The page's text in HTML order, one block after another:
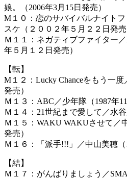
娘。（2006年3月15日発売）
M１０：恋のサバイバルナイト
スケ（２００２年５月２２日発売
Ｍ１１：ネガティブファイター／
年５月１２日発売）
【転】
M１２：Lucky Chanceをもう一度
発売）
Ｍ１３：ABC／少年隊（1987年
Ｍ１４：21世紀まで愛して／水
Ｍ１５：WAKU WAKUさせて／
発売）
Ｍ１６：「派手!!!」／中山美穂（
【結】
Ｍ１７：がんばりましょう／